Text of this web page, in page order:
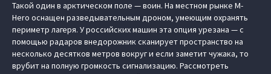
Такой один в арктическом поле — воин. На местном рынке M-
Hero оснащен разведывательным дроном, умеющим охранять
периметр лагеря. У российских машин эта опция урезана — с
помощью радаров внедорожник сканирует пространство на
несколько десятков метров вокруг и если заметит чужака, то
врубит на полную громкость сигнализацию. Рассмотреть